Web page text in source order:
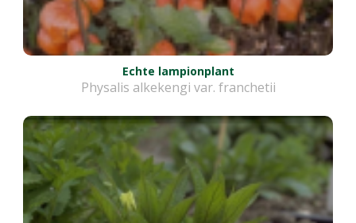
Echte lampionplant
Physalis alkekengi var. franchetii